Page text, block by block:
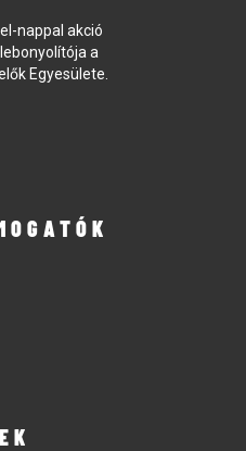
nappal akció
a
Egyesülete.